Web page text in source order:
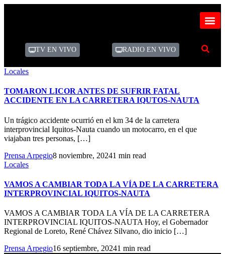
TV EN VIVO RADIO EN VIVO
Locales
TOMARON LICOR ANTES DE SUFRIR FATAL
ACCIDENTE EN LA CARRETERA IQUTOS-NAUTA
Un trágico accidente ocurrió en el km 34 de la carretera
interprovincial Iquitos-Nauta cuando un motocarro, en el que
viajaban tres personas, […]
Prensa Arpegio8 noviembre, 20241 min read
Locales
VAMOS A CAMBIAR TODA LA VÍA DE LA CARRETERA
INTERPROVINCIAL IQUITOS-NAUTA
VAMOS A CAMBIAR TODA LA VÍA DE LA CARRETERA
INTERPROVINCIAL IQUITOS-NAUTA Hoy, el Gobernador
Regional de Loreto, René Chávez Silvano, dio inicio […]
Prensa Arpegio16 septiembre, 20241 min read